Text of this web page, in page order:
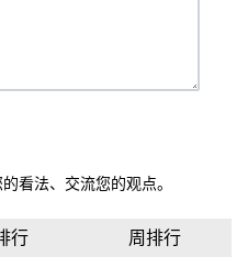
看法、交流您的观点。
行 周排行